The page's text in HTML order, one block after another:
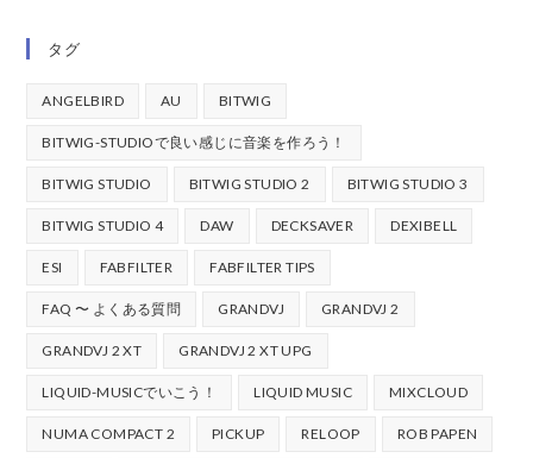
タグ
ANGELBIRD AU BITWIG
BITWIG-STUDIOで良い感じに音楽を作ろう！
BITWIG STUDIO BITWIG STUDIO 2 BITWIG STUDIO 3
BITWIG STUDIO 4 DAW DECKSAVER DEXIBELL
ESI FABFILTER FABFILTER TIPS
FAQ 〜 よくある質問 GRANDVJ GRANDVJ 2
GRANDVJ 2 XT GRANDVJ 2 XT UPG
LIQUID-MUSICでいこう！ LIQUID MUSIC MIXCLOUD
NUMA COMPACT 2 PICKUP RELOOP ROB PAPEN